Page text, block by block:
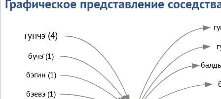
Графическое представление
гунчэ̄ (4)
бучэ̄ (1)
бэгин (1)
бэевэ (1)